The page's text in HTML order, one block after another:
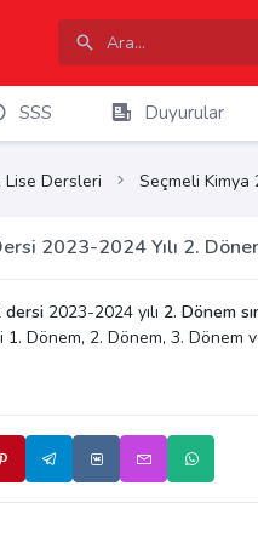
SSS Duyurular
Lise Dersleri Seçmeli Kimya
2023-2024 Yılı 2.
dersi 2023-2024 yılı 2. Dönem
Dönem, 2. Dönem, 3. Dönem